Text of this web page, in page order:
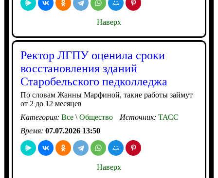
Наверх
Ректор ЛГПУ оценила сроки
восстановления зданий
Старобельского педколледжа
По словам Жанны Марфиной, такие работы займут
от 2 до 12 месяцев
Категория: Все\Общество Источник: ТАСС
Время: 07.07.2026 13:50
Наверх